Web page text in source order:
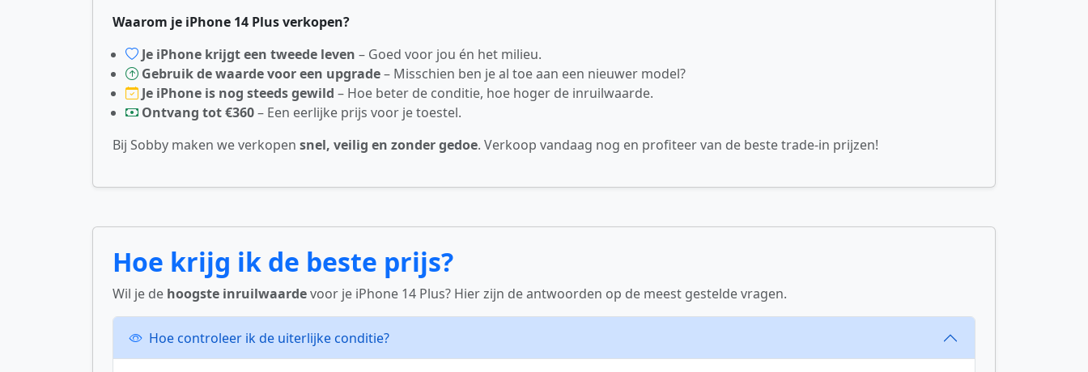
Waarom je iPhone 14 Plus verkopen?
Je iPhone krijgt een tweede leven – Goed voor jou én het milieu.
Gebruik de waarde voor een upgrade– Misschien ben je al toe aan een nieuwer model?
Je iPhone is nog steeds gewild – Hoe beter de conditie, hoe hoger de inruilwaarde.
Ontvang tot €360– Een eerlijke prijs voor je toestel.
Bij Sobby maken we verkopen snel, veilig en zonder gedoe. Verkoop vandaag nog en profiteer van de beste trade-in prijzen!
Hoe krijg ik de beste prijs?
Wil je de hoogste inruilwaardevoor je iPhone 14 Plus? Hier zijn de antwoorden op de meest gestelde vragen.
Hoe controleer ik de uiterlijke conditie?